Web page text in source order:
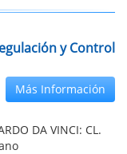
y Control
Más Información
DA VINCI: CL.